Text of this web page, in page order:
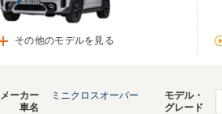
その他のモデルを見る
メーカー
車名
ミニクロスオーバー
モデル・
グレード